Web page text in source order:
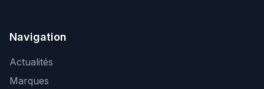
Navigation
Actualités
Marques